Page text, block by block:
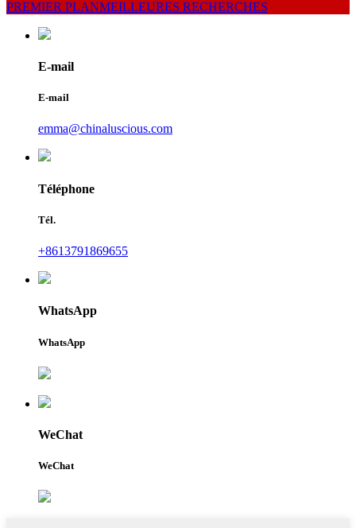
PREMIER PLANMEILLEURES RECHERCHES
E-mail
E-mail
emma@chinaluscious.com
Téléphone
Tél.
+8613791869655
WhatsApp
WhatsApp
WeChat
WeChat